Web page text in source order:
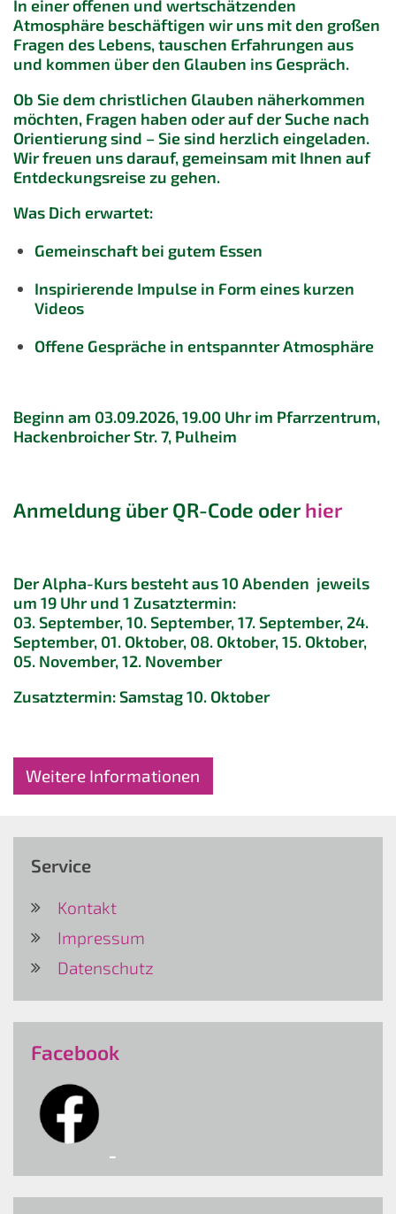
In einer offenen und wertschätzenden
Atmosphäre beschäftigen wir uns mit den großen
Fragen des Lebens, tauschen Erfahrungen aus
und kommen über den Glauben ins Gespräch.
Ob Sie dem christlichen Glauben näherkommen
möchten, Fragen haben oder auf der Suche nach
Orientierung sind – Sie sind herzlich eingeladen.
Wir freuen uns darauf, gemeinsam mit Ihnen auf
Entdeckungsreise zu gehen.
Was Dich erwartet:
Gemeinschaft bei gutem Essen
Inspirierende Impulse in Form eines kurzen
Videos
Offene Gespräche in entspannter Atmosphäre
Beginn am 03.09.2026, 19.00 Uhr im Pfarrzentrum,
Hackenbroicher Str. 7, Pulheim
Anmeldung über QR-Code oder hier
Der Alpha-Kurs besteht aus 10 Abenden jeweils
um 19 Uhr und 1 Zusatztermin:
03. September, 10. September, 17. September, 24.
September, 01. Oktober, 08. Oktober, 15. Oktober,
05. November, 12. November
Zusatztermin: Samstag 10. Oktober
Weitere Informationen
Service
Kontakt
Impressum
Datenschutz
Facebook